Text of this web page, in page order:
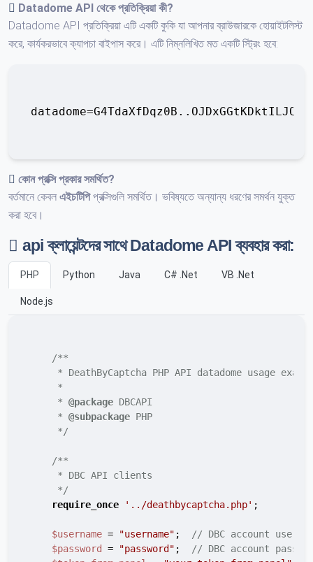
Datadome API থেকে প্রতিক্রিয়া কী?
Datadome API প্রতিক্রিয়া এটি একটি কুকি যা আপনার ব্রাউজারকে হোয়াইটলিস্ট
করে, কার্যকরভাবে ক্যাপচা বাইপাস করে। এটি নিম্নলিখিত মত একটি স্ট্রিং হবে:
datadome
কোন প্রক্সি প্রকার সমর্থিত?
বর্তমানে কেবল এইচটিপিপ্রক্সিগুলি সমর্থিত। ভবিষ্যতে অন্যান্য ধরণের সমর্থন যুক্ত
করা হবে।
api ক্লায়েন্টদের সাথে Datadome API ব্যবহার করা:
PHP Python Java C# .Net VB .Net
Node.js
/**
* DeathByCaptcha PHP API datadome usage
     *
     *
@package DBCAPI
     *
@subpackage PHP
     */
/**
     * DBC API clients
     */
require_once
'../deathbycaptcha.php' ;
$username = "username" ;
// DBC account
$password
= "password" ;
// DBC account